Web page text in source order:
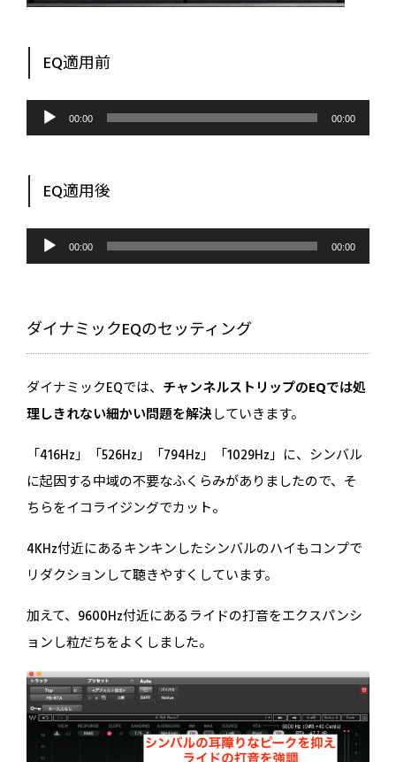
EQ適用前
音
プ
ヤ
00:00 00:00
EQ適用後
音
プ
00:00 00:00
ダイナミックEQのセッティング
ダイナミックEQでは、 チャンネルストリップのEQでは処
理しきれない細かい問題を解決していきます。
「416Hz」「526Hz」「794Hz」「1029Hz」に、シンバル
に起因する中域の不要なふくらみがありましたので、そ
ちらをイコライジングでカット。
4KHz付近にあるキンキンしたシンバルのハイもコンプで
リダクションして聴きやすくしています。
加えて、9600Hz付近にあるライドの打音をエクスパンシ
ョンし粒だちをよくしました。